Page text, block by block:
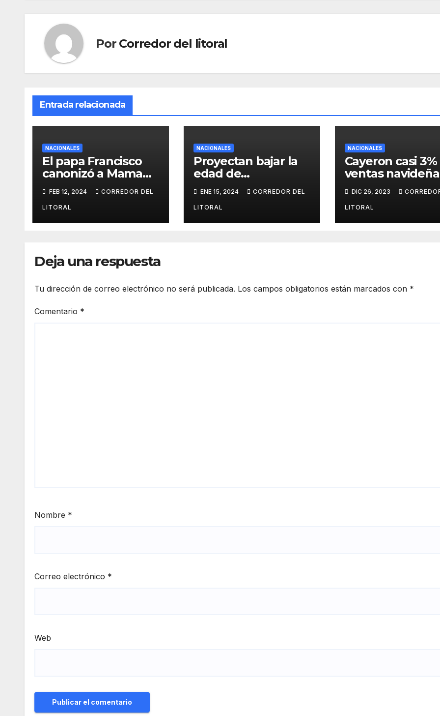
Por Corredor del litoral
Entrada relacionada
NACIONALES
El papa Francisco
canonizó a Mama
Antula que se
convirtió en la
primera santa
argentina
FEB 12, 2024 CORREDOR DEL
LITORAL
NACIONALES
Proyectan bajar la
edad de
imputabilidad a 14
años para todo tipo
de delitos
ENE 15, 2024 CORREDOR DEL
LITORAL
NACIONALES
Cayeron casi 3%
ventas
cuál fue el rubro
más afectado
DIC 26, 2023
LITORAL
Deja una respuesta
Tu dirección de correo electrónico no será publicada. Los campos obligatorios están marcados con *
Comentario *
Nombre *
Correo electrónico *
Web